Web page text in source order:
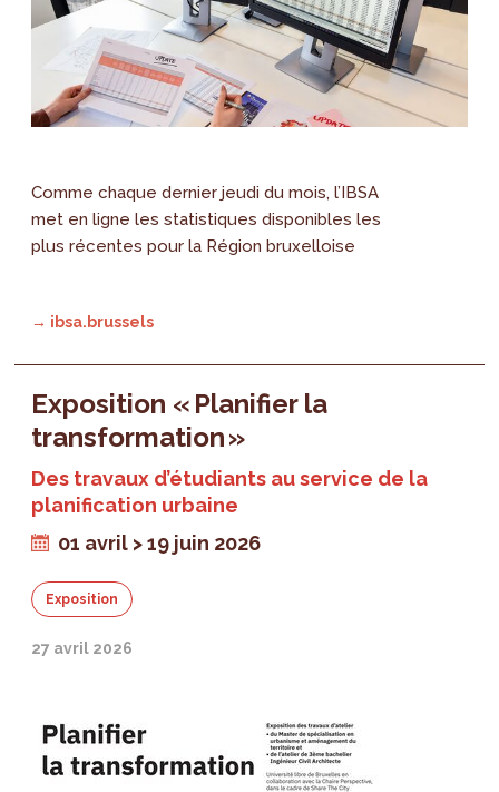
Comme chaque dernier jeudi du mois, l’IBSA
met en ligne les statistiques disponibles les
plus récentes pour la Région bruxelloise
→ ibsa.brussels
Exposition « Planifier la
transformation »
Des travaux d’étudiants au service de la
planification urbaine
01 avril > 19 juin 2026
Exposition
27 avril 2026